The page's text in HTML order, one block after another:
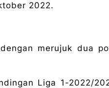
2022.
merujuk dua
Liga 1-2022/